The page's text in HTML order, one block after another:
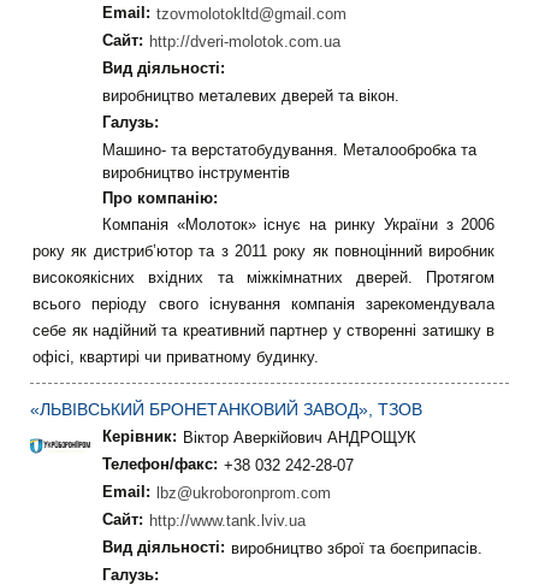
Email: tzovmolotokltd@gmail.com
Сайт: http://dveri-molotok.com.ua
Вид діяльності:
виробництво металевих дверей та вікон.
Галузь:
Машино- та верстатобудування. Металообробка та
виробництво інструментів
Про компанію:
Компанія «Молоток» існує на ринку України з 2006
року як дистриб’ютор та з 2011 року як повноцінний виробник
високоякісних вхідних та міжкімнатних дверей. Протягом
всього періоду свого існування компанія зарекомендувала
себе як надійний та креативний партнер у створенні затишку в
офісі, квартирі чи приватному будинку.
«ЛЬВІВСЬКИЙ БРОНЕТАНКОВИЙ ЗАВОД», ТЗОВ
Керівник: Віктор Аверкійович АНДРОЩУК
Телефон/факс: +38 032 242-28-07
Email:
lbz@ukroboronprom.com
Сайт: http://www.tank.lviv.ua
Вид діяльності: виробництво зброї та боєприпасів.
Галузь: